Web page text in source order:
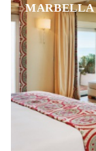
MARBELLA